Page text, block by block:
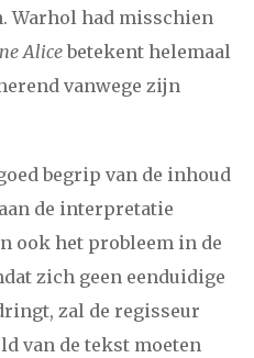
Warhol had misschien
Alicebetekent helemaal
vanwege zijn
begrip van de inhoud
de interpretatie
ook het probleem in de
zich geen eenduidige
zal de regisseur
van de tekst moeten